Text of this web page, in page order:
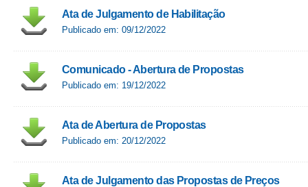
Ata de Julgamento de Habilitação
Publicado em: 09/12/2022
Comunicado - Abertura de Propostas
Publicado em: 19/12/2022
Ata de Abertura de Propostas
Publicado em: 20/12/2022
Ata de Julgamento das Propostas de Preços